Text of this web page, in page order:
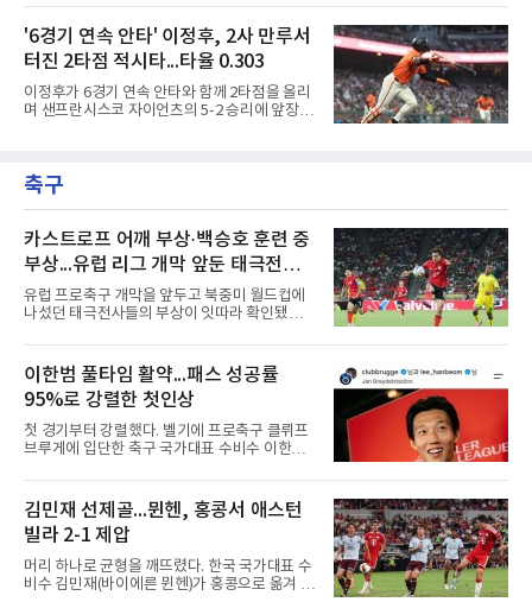
대했는지를 보여주는 대목이다.그러나 이 엄청
난 투자의 승수 효과는 기대에
경기에서 덕수고는 1회 5점, 2회 3점, 3회 10점
으로 18-0을 만든 뒤 4회 21점, 5회 3점을 보탰
다. 팀 안타 34개, 볼넷 12개를 기록했다.7번 타
자 유격수 홍주용은 4회 홈런 2개를 포함해 6타
수 6안타 3타점 4득점을 올렸고, 조원빈은 6타
수 6안타 5타점, 박종혁은 5타수 5안타 3타점을
남겼다. 선발 최희성은 5이닝 2피안타 무사사구
20안타 21실점했다.덕수고는 지난 4월 신세계
이마트배와 지난달 대통령배를
'6경기 연속 안타' 이정후, 2사 만루서
터진 2타점 적시타...타율 0.303
이정후가 6경기 연속 안타와 함께 2타점을 올리
며 샌프란시스코 자이언츠의 5-2 승리에 앞장섰
수 1안타 1볼넷 2타점 1득점을 기록했다. 시즌
타율은 0.303(402타수 122안타). 1회말 1사에서
뒤 라파엘 데버스의 중월 홈런 때 득점했고, 2-2
이던 2회말 2사 만루에서는 몬테로의 3구째 낮
은 직구를 공략해 2타점 중전 적시타를 뽑았다.
샌디에이고 파드리스 송성문은 펫코 파크에서
열린 휴스턴 애스트로스전에 9번 타자 2루수로
나서 2타수 1안타를 기록, 타율
축구
카스트로프 어깨 부상·백승호 훈련 중
부상...유럽 리그 개막 앞둔 태극전사
악재
유럽 프로축구 개막을 앞두고 북중미 월드컵에
나섰던 태극전사들의 부상이 잇따라 확인됐다.
일(한국시간) 옌스 카스트로프가 6일 아마추어
팀 로타흐-에게른과의 친선경기에서 어깨를 다
쳐 당분간 출전이 어렵다고 밝혔다. 그는 후반 교
체 투입돼 두 골을 넣었으나 후반 22분 부상으로
물러났다.독일인 아버지와 한국인 어머니 사이
에서 태어난 카스트로프는 측면 미드필더와 측
면 수비가 가능한 자원으로, 월드컵 남아프리카
은 그가 처음이다. 묀헨글라트바흐는 23일 DFB
포칼 1라운드, 29일 라이프치히
이한범 풀타임 활약...패스 성공률
95%로 강렬한 첫인상
첫 경기부터 강렬했다. 벨기에 프로축구 클뤼프
브루게에 입단한 축구 국가대표 수비수 이한범
뽑혔다.이한범은 8일(한국시간) 벨기에 브뤼헤
의 얀 브레이덜 스타디온에서 열린 코르트레이
크와의 2026-2027 벨기에 주필러리그 1라운드
홈 경기에 선발로 나서 경기 종료까지 뛰었다.출
발 자체가 빨랐다. 2026 북중미 월드컵에서 한국
의 조별리그 3경기를 모두 풀타임으로 소화하며
대표팀 중앙 수비의 주축으로 자리 잡은 그는 덴
김민재 선제골...뮌헨, 홍콩서 애스턴
빌라 2-1 제압
머리 하나로 균형을 깨뜨렸다. 한국 국가대표 수
비수 김민재(바이에른 뮌헨)가 홍콩으로 옮겨 열